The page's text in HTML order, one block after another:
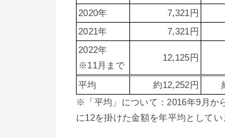
2020年
7,321円
2021年
7,321円
2022年
※11月まで
12,125円
平均 約12,252円
※「平均」について：2016年9月か
に12を掛けた金額を年平均としてい